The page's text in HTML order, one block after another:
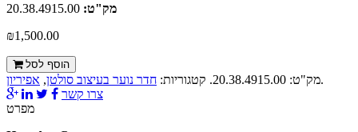
מק"ט:
₪1,500.00
הוסף לסל
מק"ט: 20.38.4915.00
. קטגוריות: חדר נוער בעיצוב סולטן, אפיריון
.
צרו קשר
מפרט